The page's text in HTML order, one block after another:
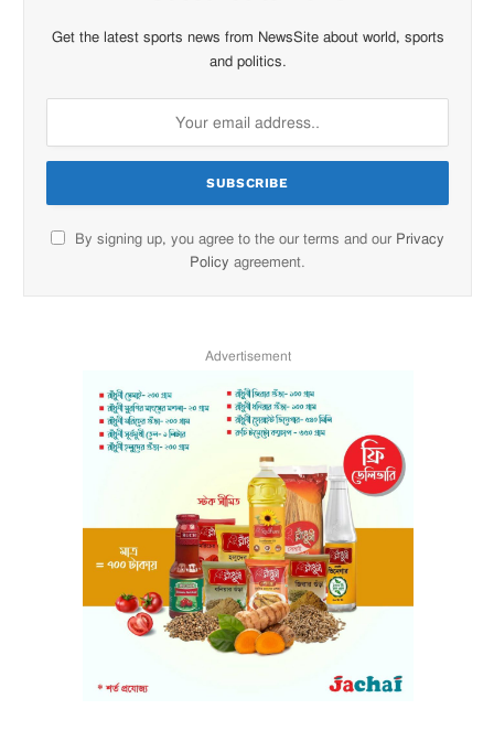
Get the latest sports news from NewsSite about world, sports
and politics.
By signing up, you agree to the our terms and our Privacy
Policy agreement.
Advertisement